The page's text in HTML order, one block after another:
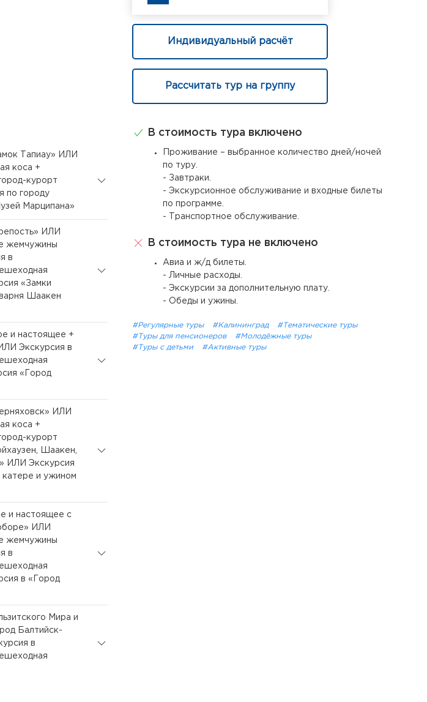
Индивидуальный расчёт
Рассчитать тур на группу
Тапиау» ИЛИ
коса +
курорт
по городу
Марципана»
ИЛИ
жемчужины
в
«Замки
Шаакен
и настоящее +
Экскурсия в
«Город
ИЛИ
коса +
курорт
Шаакен,
ИЛИ Экскурсия
катере и ужином
и настоящее с
ИЛИ
жемчужины
в
в «Город
Мира и
Балтийск-
в
В стоимость тура включено
Проживание – выбранное количество дней/ночей
по туру.
- Завтраки.
- Экскурсионное обслуживание и входные билеты
по программе.
- Транспортное обслуживание.
В стоимость тура не включено
Авиа и ж/д билеты.
- Личные расходы.
- Экскурсии за дополнительную плату.
- Обеды и ужины.
#Регулярные туры #Калининград
#Тематические туры
#Туры для пенсионеров
#Молодёжные туры
#Туры с детьми
#Активные туры